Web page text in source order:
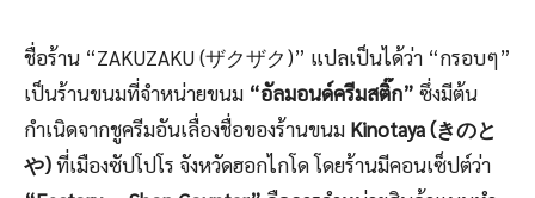
ชื่อร้าน “ZAKUZAKU (ザクザク)” แปลเป็นได้ว่า “กรอบๆ”
เป็นร้านขนมที่จำหน่ายขนม “อัลมอนด์ครีมสติ๊ก” ซึ่งมีต้น
กำเนิดจากชูครีมอันเลื่องชื่อของร้านขนม Kinotaya (きのと
や)ที่เมืองซัปโปโร จังหวัดฮอกไกโด โดยร้านมีคอนเซ็ปต์ว่า